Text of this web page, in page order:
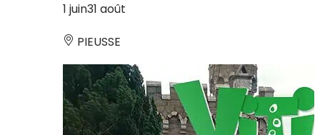
1 juin31 août
PIEUSSE